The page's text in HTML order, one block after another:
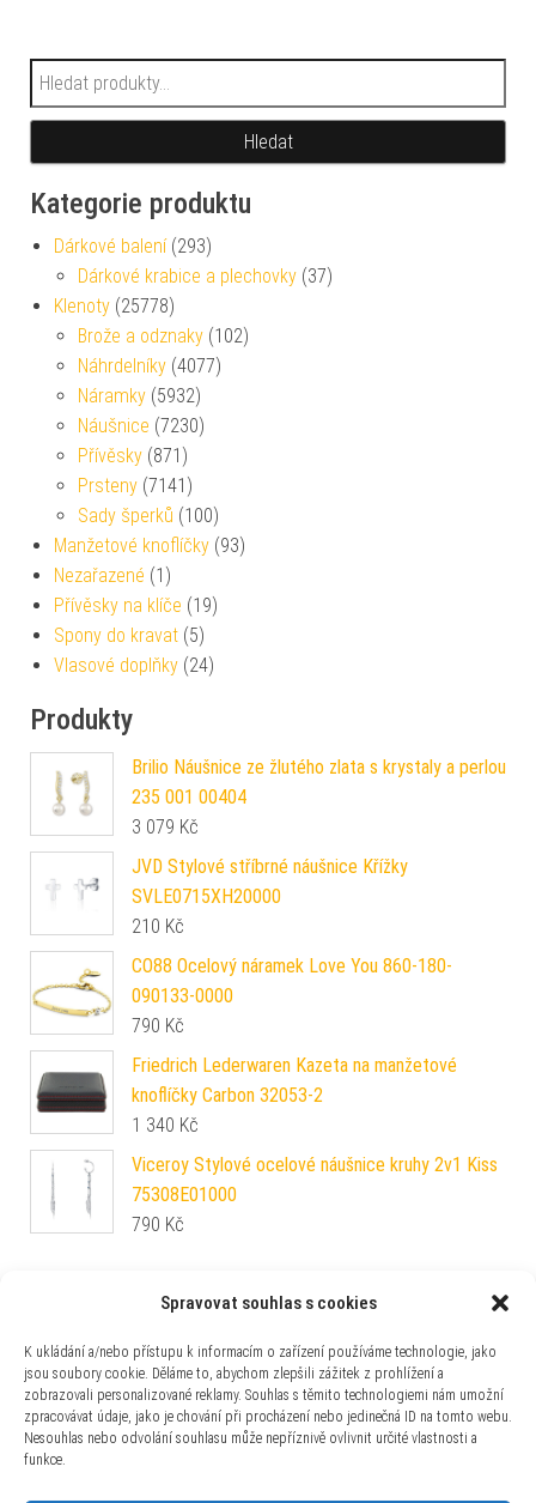
Spravovat souhlas s cookies
K ukládání a/nebo přístupu k informacím o zařízení používáme technologie, jako
jsou soubory cookie. Děláme to, abychom zlepšili zážitek z prohlížení a
zobrazovali personalizované reklamy. Souhlas s těmito technologiemi nám umožní
zpracovávat údaje, jako je chování při procházení nebo jedinečná ID na tomto webu.
Nesouhlas nebo odvolání souhlasu může nepříznivě ovlivnit určité vlastnosti a
funkce.
Hledat:
Hledat
Kategorie produktu
Dárkové balení (293)
Dárkové krabice a plechovky (37)
Klenoty (25778)
Brože a odznaky (102)
Náhrdelníky (4077)
Náramky (5932)
Náušnice (7230)
Přívěsky (871)
Prsteny (7141)
Sady šperků (100)
Manžetové knoflíčky (93)
Nezařazené (1)
Přívěsky na klíče (19)
Spony do kravat (5)
Vlasové doplňky (24)
Produkty
Brilio Náušnice ze žlutého zlata s krystaly a perlou
235 001 00404
3 079 Kč
JVD Stylové stříbrné náušnice Křížky
SVLE0715XH20000
210 Kč
CO88 Ocelový náramek Love You 860-180-
090133-0000
790 Kč
Friedrich Lederwaren Kazeta na manžetové
knoflíčky Carbon 32053-2
1 340 Kč
Viceroy Stylové ocelové náušnice kruhy 2v1 Kiss
75308E01000
790 Kč
Používáme WordPress (v češtině).|Šablona: Bulk Shop
s.r.o. Chodovská 228/3 Praha 4 IČ: 26454424